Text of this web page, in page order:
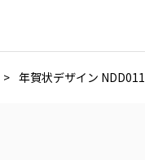
年賀状デザイン NDD011